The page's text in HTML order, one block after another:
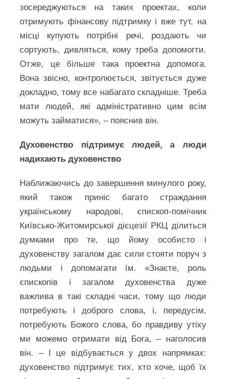
зосереджуються на таких проектах, коли
отримують фінансову підтримку і вже тут, на
місці купують потрібні речі, роздають чи
сортують, дивляться, кому треба допомогти.
Отже, це більше така проектна допомога.
Вона звісно, контролюється, звітується дуже
докладно, тому все набагато складніше. Треба
мати людей, які адміністративно цим всім
можуть займатися», – пояснив він.
Духовенство підтримує людей, а люди
надихають духовенство
Наближаючись до завершення минулого року,
який також приніс багато страждання
українському народові, єпископ-помічник
Київсько-Житомирської дієцезії РКЦ ділиться
думками про те, що йому особисто і
духовенству загалом дає сили стояти поруч з
людьми і допомагати їм. «Знаєте, роль
єпископів і загалом духовенства дуже
важлива в такі складні часи, тому що люди
потребують і доброго слова, і, передусім,
потребують Божого слова, бо правдиву утіху
ми можемо отримати від Бога, – наголосив
він. – І це відбувається у двох напрямках:
духовенство підтримує тих, хто хоче, щоб їх